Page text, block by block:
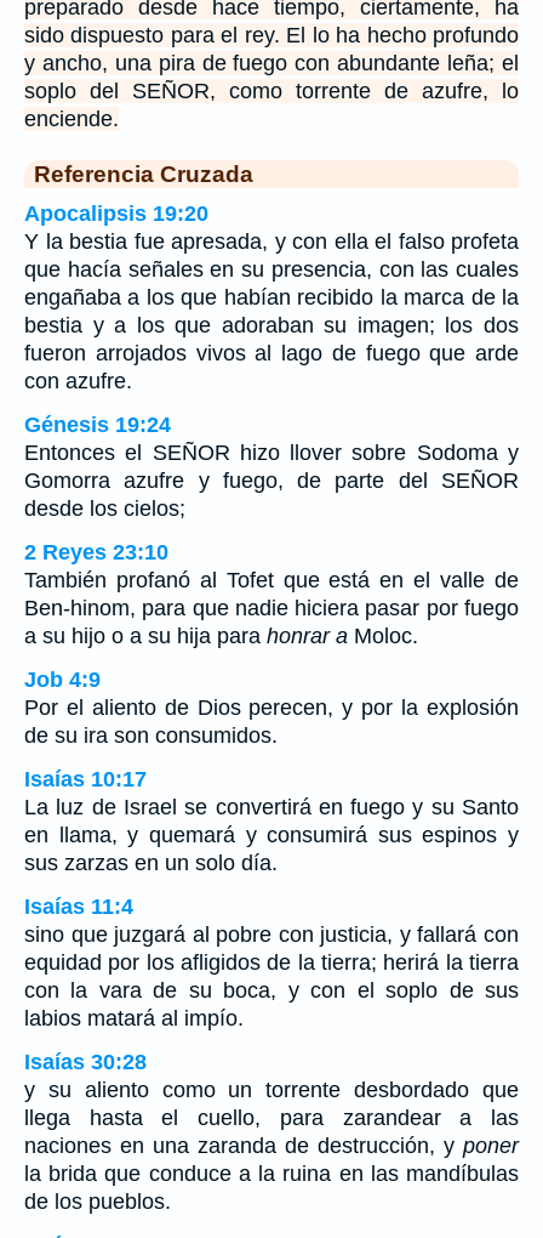
preparado desde hace tiempo, ciertamente, ha
sido dispuesto para el rey. El lo ha hecho profundo
y ancho, una pira de fuego con abundante leña; el
soplo del SEÑOR, como torrente de azufre, lo
enciende.
Referencia Cruzada
Apocalipsis 19:20
Y la bestia fue apresada, y con ella el falso profeta
que hacía señales en su presencia, con las cuales
engañaba a los que habían recibido la marca de la
bestia y a los que adoraban su imagen; los dos
fueron arrojados vivos al lago de fuego que arde
con azufre.
Génesis 19:24
Entonces el SEÑOR hizo llover sobre Sodoma y
Gomorra azufre y fuego, de parte del SEÑOR
desde los cielos;
2 Reyes 23:10
También profanó al Tofet que está en el valle de
Ben-hinom, para que nadie hiciera pasar por fuego
a su hijo o a su hija para honrar a Moloc.
Job 4:9
Por el aliento de Dios perecen, y por la explosión
de su ira son consumidos.
Isaías 10:17
La luz de Israel se convertirá en fuego y su Santo
en llama, y quemará y consumirá sus espinos y
sus zarzas en un solo día.
Isaías 11:4
sino que juzgará al pobre con justicia, y fallará con
equidad por los afligidos de la tierra; herirá la tierra
con la vara de su boca, y con el soplo de sus
labios matará al impío.
Isaías 30:28
y su aliento como un torrente desbordado que
llega hasta el cuello, para zarandear a las
naciones en una zaranda de destrucción, y poner
la brida que conduce a la ruina en las mandíbulas
de los pueblos.